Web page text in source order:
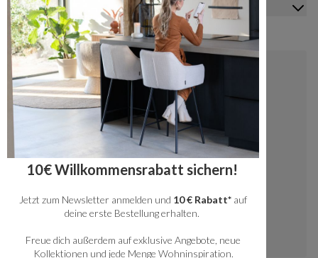
Mein Konto
Kontakt
+49 20341512060
kundenservice@bronx71.com
Wir reagieren werktags innerhalb von 48
Stunden auf deine Fragen.
Instagram
10€ Willkommensrabatt sichern!
Jetzt zum Newsletter anmelden und 10 € Rabatt* auf
deine erste Bestellung erhalten.
Freue dich außerdem auf exklusive Angebote, neue
Kollektionen und jede Menge Wohninspiration.